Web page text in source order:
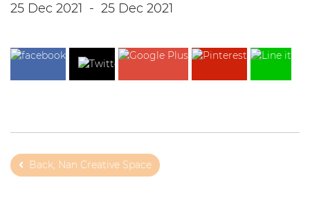
25 Dec 2021 - 25 Dec 2021
Back, Nan Creative Space